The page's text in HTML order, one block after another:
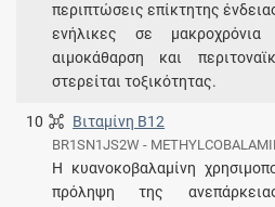
περιπτώσεις επίκτητης
ενήλικες σε μακροχρόνια
αιμοκάθαρση και
στερείται τοξικότητας.
10 Βιταμίνη B12
BR1SN1JS2W -
Η κυανοκοβαλαμίνη
πρόληψη της